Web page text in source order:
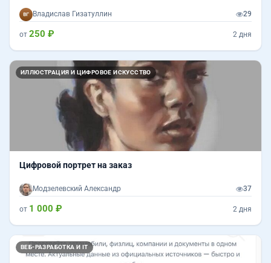
Владислав Гизатуллин 29
от 250 ₽ 2 дня
ИЛЛЮСТРАЦИЯ И ЦИФРОВОЕ ИСКУССТВО
Цифровой портрет на заказ
Модзелевский Александр 37
от 1 000 ₽ 2 дня
ВЕБ-РАЗРАБОТКА И IT